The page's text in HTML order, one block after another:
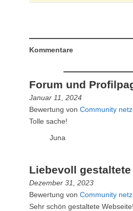
Kommentare
Forum und
Januar 11, 2024
Bewertung von Community
Tolle sache!
Juna
Liebevoll gestaltete
Dezember 31, 2023
Bewertung von Community
Sehr schön gestaltete